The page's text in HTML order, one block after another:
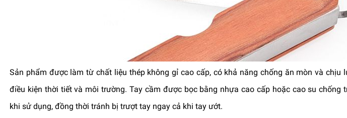
Sản phẩm được làm từ chất liệu thép không gỉ cao cấp, có khả năng chống ăn mòn và
điều kiện thời tiết và môi trường. Tay cầm được bọc bằng nhựa cao cấp hoặc cao su chống
khi sử dụng, đồng thời tránh bị trượt tay ngay cả khi tay ướt.